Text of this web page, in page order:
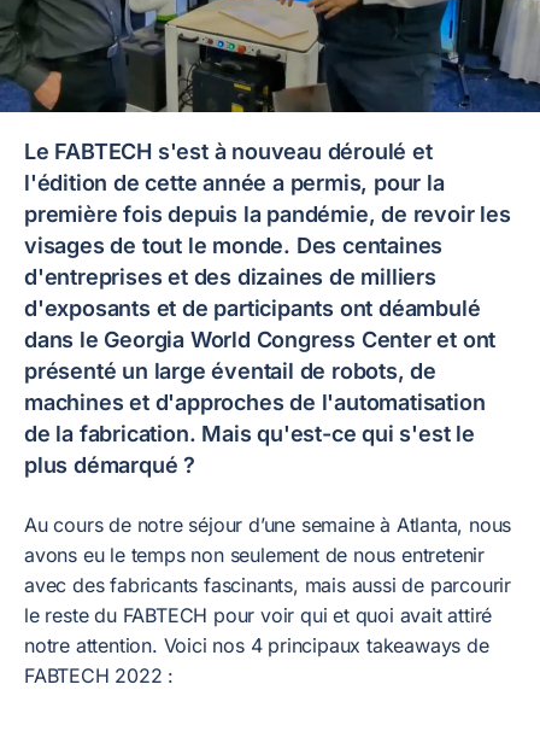
Le FABTECH s'est à nouveau déroulé et
l'édition de cette année a permis, pour la
première fois depuis la pandémie, de revoir les
visages de tout le monde. Des centaines
d'entreprises et des dizaines de milliers
d'exposants et de participants ont déambulé
dans le Georgia World Congress Center et ont
présenté un large éventail de robots, de
machines et d'approches de l'automatisation
de la fabrication. Mais qu'est-ce qui s'est le
plus démarqué ?
Au cours de notre séjour d’une semaine à Atlanta, nous
avons eu le temps non seulement de nous entretenir
avec des fabricants fascinants, mais aussi de parcourir
le reste du FABTECH pour voir qui et quoi avait attiré
notre attention. Voici nos 4 principaux takeaways de
FABTECH 2022 :